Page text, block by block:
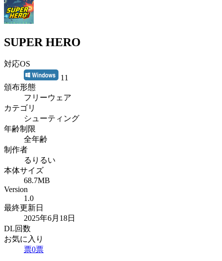
SUPER HERO
対応OS
11
頒布形態
フリーウェア
カテゴリ
シューティング
年齢制限
全年齢
制作者
るりるい
本体サイズ
68.7MB
Version
1.0
最終更新日
2025年6月18日
DL回数
お気に入り
票0票